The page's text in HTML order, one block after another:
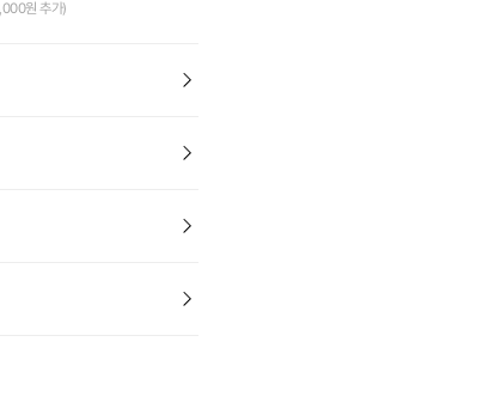
원 추가)